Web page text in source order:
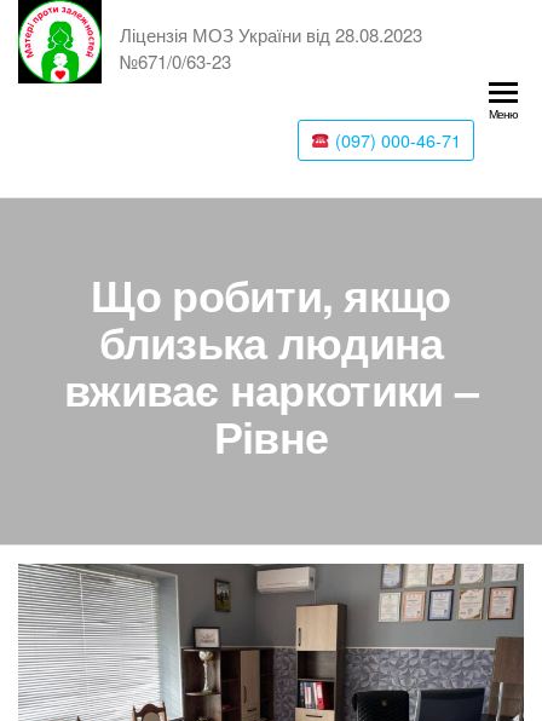
Ліцензія МОЗ України від 28.08.2023
№671/0/63-23
(097) 000-46-71
Меню
Що робити, якщо
близька людина
вживає наркотики –
Рівне